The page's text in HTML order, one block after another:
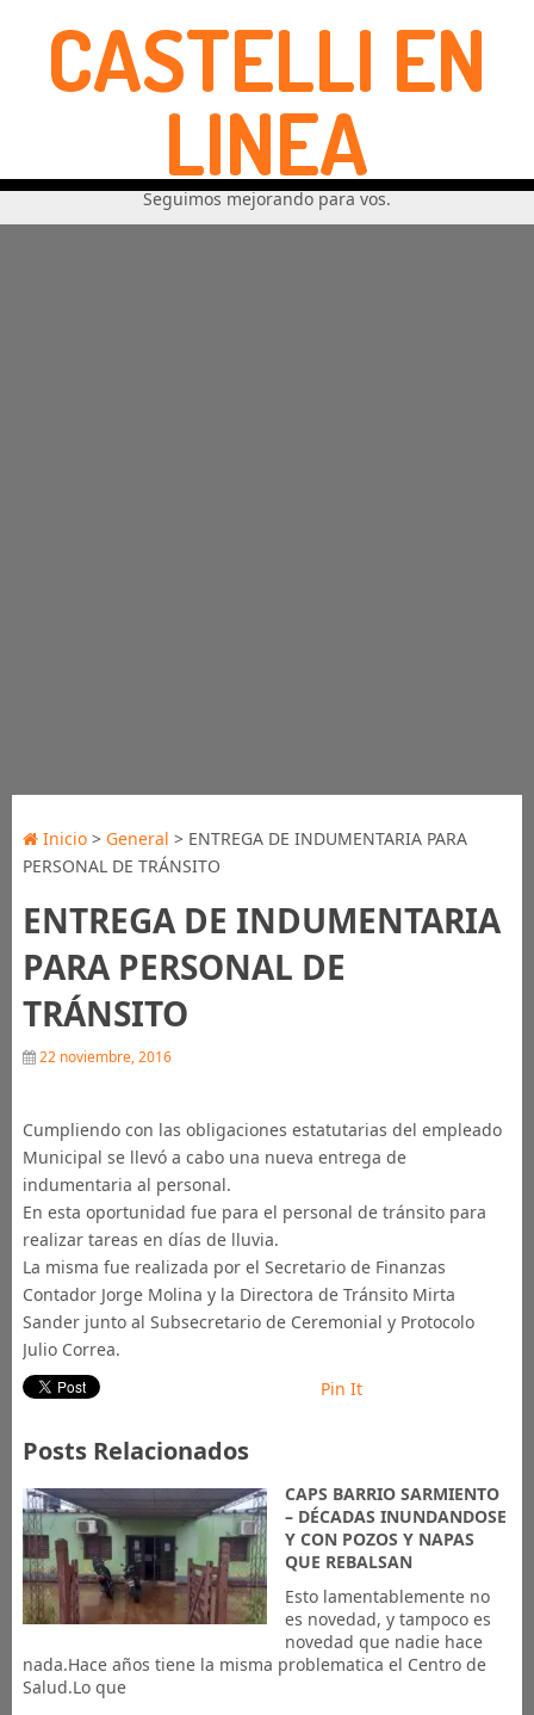
CASTELLI EN
LINEA
Seguimos mejorando para vos.
Inicio> General > ENTREGA DE INDUMENTARIA PARA
PERSONAL DE TRÁNSITO
ENTREGA DE INDUMENTARIA
PARA PERSONAL DE
TRÁNSITO
22 noviembre, 2016
Cumpliendo con las obligaciones estatutarias del empleado
Municipal se llevó a cabo una nueva entrega de
indumentaria al personal.
En esta oportunidad fue para el personal de tránsito para
realizar tareas en días de lluvia.
La misma fue realizada por el Secretario de Finanzas
Contador Jorge Molina y la Directora de Tránsito Mirta
Sander junto al Subsecretario de Ceremonial y Protocolo
Julio Correa.
Pin It
Posts Relacionados
CAPS BARRIO SARMIENTO
– DÉCADAS INUNDANDOSE
Y CON POZOS Y NAPAS
QUE REBALSAN
Esto lamentablemente no
es novedad, y tampoco es
novedad que nadie hace
nada.Hace años tiene la misma problematica el Centro de
Salud.Lo que